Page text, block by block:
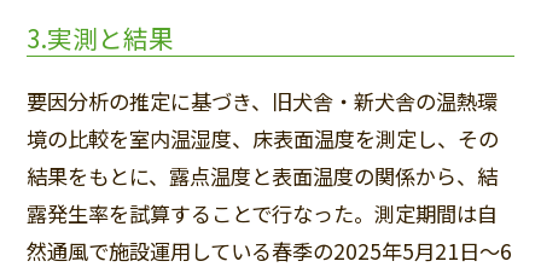
3.実測と結果
要因分析の推定に基づき、旧犬舎・新犬舎の温熱環
境の比較を室内温湿度、床表面温度を測定し、その
結果をもとに、露点温度と表面温度の関係から、結
露発生率を試算することで行なった。測定期間は自
然通風で施設運用している春季の2025年5月21日～6